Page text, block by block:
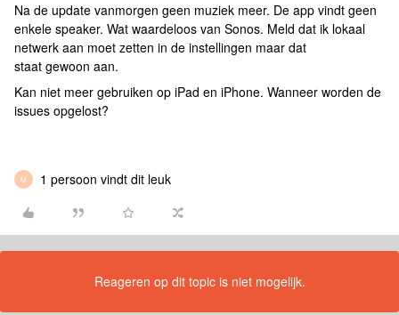
Na de update vanmorgen geen muziek meer. De app vindt geen
enkele speaker. Wat waardeloos van Sonos. Meld dat ik lokaal
netwerk aan moet zetten in de instellingen maar dat
staat gewoon aan.
Kan niet meer gebruiken op iPad en iPhone. Wanneer worden de
issues opgelost?
M 1 persoon vindt dit leuk
Reageren op dit topic is niet mogelijk.